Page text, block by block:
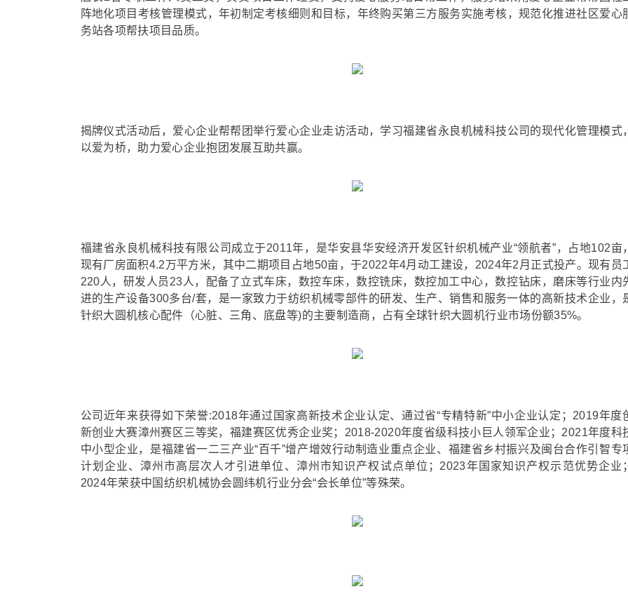
阵地化项目考核管理模式，年初制定考核细则和目标，年终购买第三方服务实施考核，规范化推进社区爱心
务站各项帮扶项目品质。
揭牌仪式活动后，爱心企业帮帮团举行爱心企业走访活动，学习福建省永良机械科技公司的现代化管理模式
以爱为桥，助力爱心企业抱团发展互助共赢。
福建省永良机械科技有限公司成立于2011年，是华安县华安经济开发区针织机械产业“领航者”，占地102亩
现有厂房面积4.2万平方米，其中二期项目占地50亩，于2022年4月动工建设，2024年2月正式投产。现有员
220人，研发人员23人，配备了立式车床，数控车床，数控铣床，数控加工中心，数控钻床，磨床等行业内
进的生产设备300多台/套，是一家致力于纺织机械零部件的研发、生产、销售和服务一体的高新技术企业，
针织大圆机核心配件（心脏、三角、底盘等)的主要制造商，占有全球针织大圆机行业市场份额35%。
公司近年来获得如下荣誉:2018年通过国家高新技术企业认定、通过省“专精特新”中小企业认定；2019年度
新创业大赛漳州赛区三等奖，福建赛区优秀企业奖；2018-2020年度省级科技小巨人领军企业；2021年度科
中小型企业，是福建省一二三产业“百千”增产增效行动制造业重点企业、福建省乡村振兴及闽台合作引智专
计划企业、漳州市高层次人才引进单位、漳州市知识产权试点单位；2023年国家知识产权示范优势企业
2024年荣获中国纺织机械协会圆纬机行业分会“会长单位”等殊荣。